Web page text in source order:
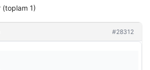
(toplam 1)
#28312